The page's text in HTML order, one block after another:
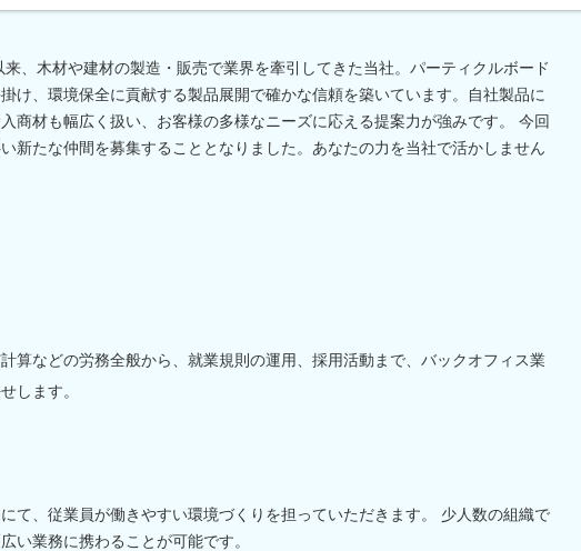
来、木材や建材の製造・販売で業界を牽引してきた当社。パーティクルボード
け、環境保全に貢献する製品展開で確かな信頼を築いています。自社製品に
商材も幅広く扱い、お客様の多様なニーズに応える提案力が強みです。 今回
新たな仲間を募集することとなりました。あなたの力を当社で活かしません
算などの労務全般から、就業規則の運用、採用活動まで、バックオフィス業
します。
て、従業員が働きやすい環境づくりを担っていただきます。 少人数の組織で
い業務に携わることが可能です。